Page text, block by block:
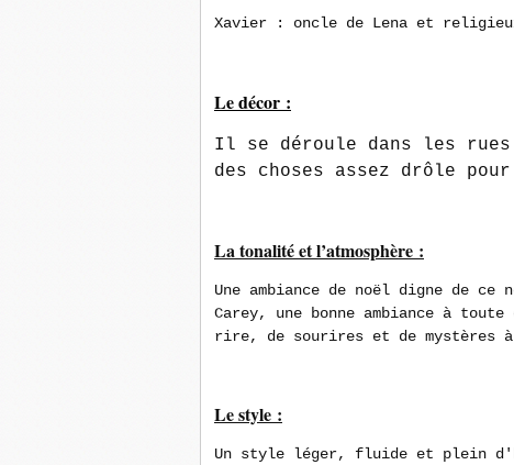
Xavier : oncle de Lena et
Le décor :
Il se déroule dans les
des choses assez drôle
La tonalité et l’atmosphère :
Une ambiance de noël digne de ce
Carey, une bonne ambiance à
rire, de sourires et de mystères
Le style :
Un style léger, fluide et plein